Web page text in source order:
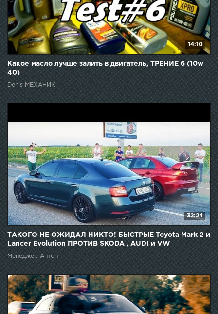
14:10
Какое масло лучше залить в двигатель, ТРЕНИЕ 6 (10w
40)
Denis МЕХАНИК
32:24
ТАКОГО НЕ ОЖИДАЛ НИКТО! БЫСТРЫЕ Toyota Mark 2 и
Lancer Evolution ПРОТИВ SKODA , AUDI и VW
Менеджер Антон